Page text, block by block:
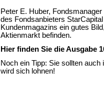
Peter E. Huber,
des Fondsanbieters
Kundenmagazins ein gutes
Aktienmarkt befinden.
Hier finden Sie die Ausgabe
Noch ein Tipp: Sie sollten
wird sich lohnen!